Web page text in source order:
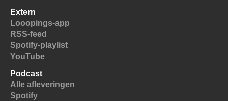
Extern
Looopings-app
RSS-feed
Spotify-playlist
YouTube
Podcast
Alle afleveringen
Spotify